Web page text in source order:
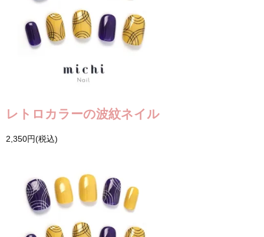
レトロカラーの波紋ネイル
2,350円(税込)